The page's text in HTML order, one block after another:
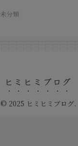
未分類
ヒミヒミブログ
© 2025 ヒミヒミブログ.